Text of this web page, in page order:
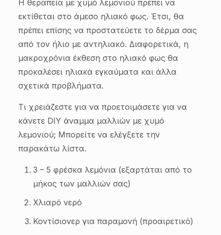
Η θεραπεία με χυμό λεμονιού πρέπει να
εκτίθεται στο άμεσο ηλιακό φως. Έτσι, θα
πρέπει επίσης να προστατεύετε το δέρμα σας
από τον ήλιο με αντηλιακό. Διαφορετικά, η
μακροχρόνια έκθεση στο ηλιακό φως θα
προκαλέσει ηλιακά εγκαύματα και άλλα
σχετικά προβλήματα.
Τι χρειάζεστε για να προετοιμάσετε για να
κάνετε DIY άναμμα μαλλιών με χυμό
λεμονιού; Μπορείτε να ελέγξετε την
παρακάτω λίστα.
3 – 5 φρέσκα λεμόνια (εξαρτάται από το
μήκος των μαλλιών σας)
Χλιαρό νερό
Κοντίσιονερ για παραμονή (προαιρετικό)